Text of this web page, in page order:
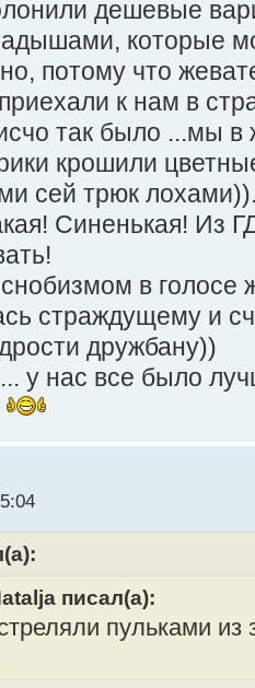
дешевые
которые
потому что
к нам в
так было ...мы в
крошили
сей трюк
Синенькая! Из
в голосе
страждущему и
дружбану))
у нас все было
писал(а):
пульками